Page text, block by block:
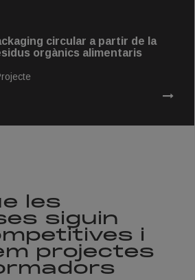
circular a partir de la
orgànics alimentaris
les
siguin
i
projectes